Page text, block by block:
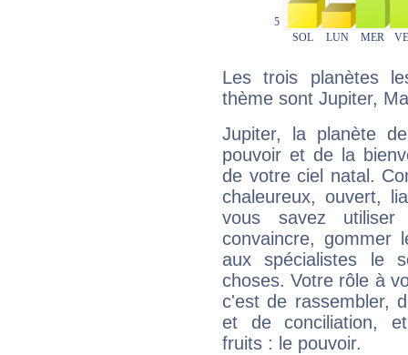
Les trois planètes
thème sont Jupiter,
Jupiter, la planète
pouvoir et de la
de votre ciel natal.
chaleureux, ouvert,
vous savez
convaincre, gommer
aux spécialistes le
choses. Votre rôle à
c'est de rassembler,
et de conciliation,
fruits : le pouvoir.